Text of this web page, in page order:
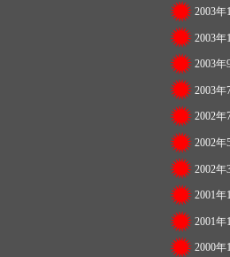
2003年
2003年
2003年
2003年
2002年
2002年
2002年
2001年
2001年
2000年